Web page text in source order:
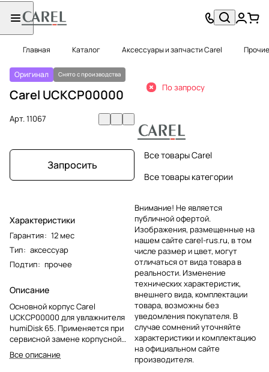
Главная Каталог Аксессуары и запчасти Carel
Оригинал Снято с производства
Carel UCKCP00000
Арт.11067
Запросить
Характеристики
Гарантия: 12 мес
Тип: аксессуар
Подтип: прочее
Описание
Основной корпус Carel
UCKCP00000 для увлажнителя
humiDisk 65. Применяется при
сервисной замене корпусной
части с сохранением штатной
сборки прибора.
Все описание
По запросу
Все товары Carel
Все товары категории
Внимание! Не является
публичной офертой.
Изображения, размещенные на
нашем сайте carel-rus.ru, в том
числе размер и цвет, могут
отличаться от вида товара в
реальности. Изменение
технических характеристик,
внешнего вида, комплектации
товара, возможны без
уведомления покупателя. В
случае сомнений уточняйте
характеристики и комплектацию
на официальном сайте
производителя.